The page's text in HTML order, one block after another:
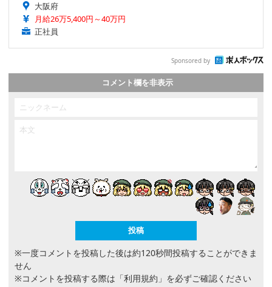
大阪府
月給26万5,400円～40万円
正社員
Sponsored by
コメント欄を非表示
※一度コメントを投稿した後は約120秒間投稿することができま
せん
※コメントを投稿する際は 「利用規約」 を必ずご確認ください